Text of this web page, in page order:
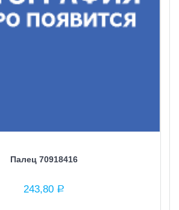
Палец 70918416
243,80 Р